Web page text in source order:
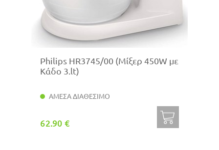
Philips HR3745/00 (Μίξερ 450W με
Κάδο 3.lt)
ΑΜΕΣΑ ΔΙΑΘΕΣΙΜΟ
62.90 €